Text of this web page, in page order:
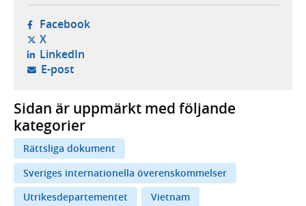
Facebook- öppnas i ny flik, extern webbplats,
X- öppnas i ny flik, extern webbplats,
LinkedIn- öppnas i ny flik, extern webbplats,
E-post- öppnar din e-postklient,
Sidan är uppmärkt med följande
kategorier
Rättsliga dokument
Sveriges internationella överenskommelser
Utrikesdepartementet
Vietnam